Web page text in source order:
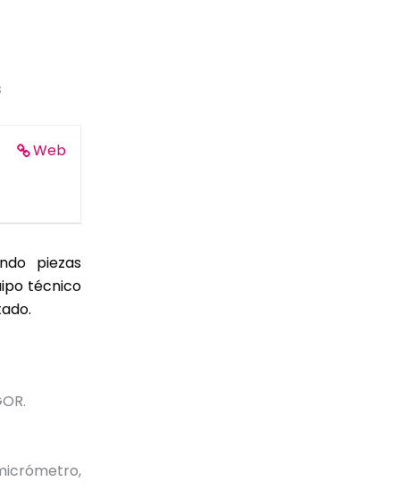
Web
piezas
técnico